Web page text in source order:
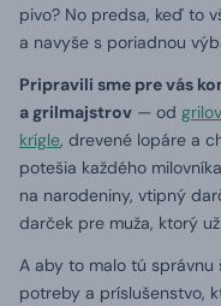
pivo? No predsa, keď to
a navyše s poriadnou
Pripravili sme pre vás
a grilmajstrov — od
krígle, drevené lopáre a
potešia každého
na narodeniny, vtipný
darček pre muža, ktorý
A aby to malo tú správnu
potreby a príslušenstvo,